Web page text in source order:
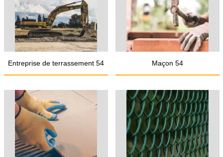
Entreprise de terrassement 54 Maçon 54